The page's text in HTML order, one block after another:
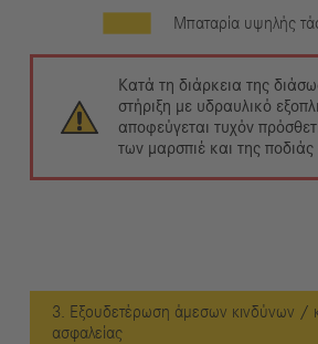
Μπαταρία υψηλής
Κατά τη διάρκεια της
στήριξη με υδραυλικό
αποφεύγεται τυχόν
των μαρσπιέ και της
3. Εξουδετέρωση άμεσων κινδύνων /
ασφαλείας